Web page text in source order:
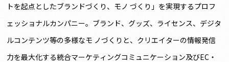
トを起点としたブランドづくり、モノ づくり」を実現するプロフ
ェッショナルカンパニー。ブランド、グッズ、ライセンス、デジタ
ルコンテンツ等の多様なモ ノづくりと、クリエイターの情報発信
力を最大化する統合マーケティングコミュニケーション及びEC・